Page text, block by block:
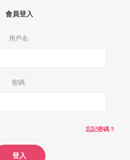
會員登入
用戶名:
密碼:
忘記密碼？
登入